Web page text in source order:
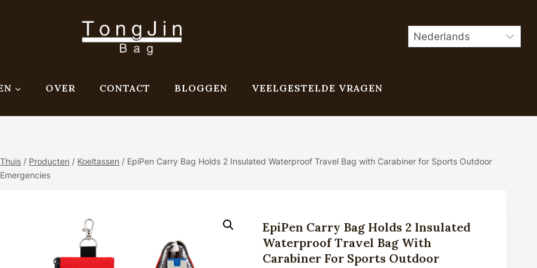
OVER CONTACT BLOGGEN VEELGESTELDE VRAGEN
Thuis / Producten / Koeltassen / EpiPen Carry Bag Holds 2 Insulated Waterproof Travel Bag with Carabiner for Sports Outdoor
Emergencies
EpiPen Carry Bag Holds 2 Insulated
Waterproof Travel Bag With
Carabiner For Sports Outdoor